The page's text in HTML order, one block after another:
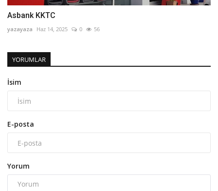
Asbank KKTC
yazayaza Haz 14, 2025 0 56
YORUMLAR
İsim
E-posta
Yorum